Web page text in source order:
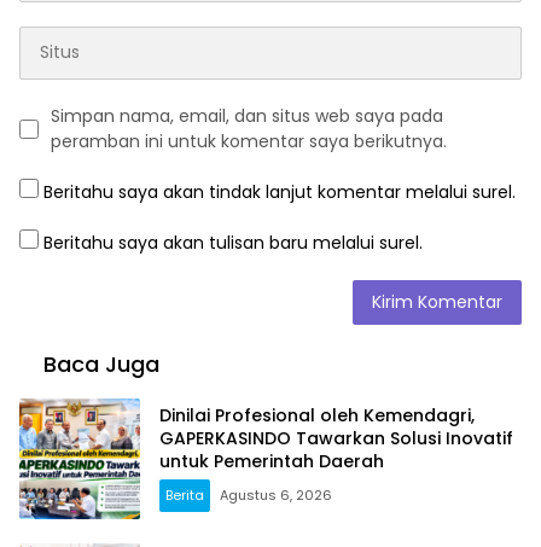
Simpan nama, email, dan situs web saya pada
peramban ini untuk komentar saya berikutnya.
Beritahu saya akan tindak lanjut komentar melalui surel.
Beritahu saya akan tulisan baru melalui surel.
Baca Juga
Dinilai Profesional oleh Kemendagri,
GAPERKASINDO Tawarkan Solusi Inovatif
untuk Pemerintah Daerah
Berita Agustus 6, 2026